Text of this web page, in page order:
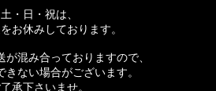
土・日・祝は、
お休みしております。
が混み合っておりますので、
きない場合がございます。
承下さいませ。